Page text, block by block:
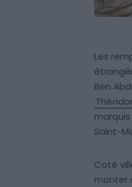
Les
Ben
Saint-
Coté
monter